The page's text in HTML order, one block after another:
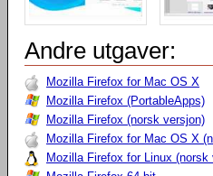
Andre utgaver:
Mozilla Firefox for Mac OS X
Mozilla Firefox (PortableApps)
Mozilla Firefox (norsk versjon)
Mozilla Firefox for Mac OS X
Mozilla Firefox for Linux (norsk